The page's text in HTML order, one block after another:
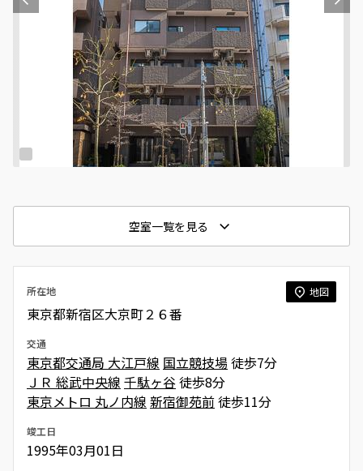
空室一覧を見る
所在地 地図
東京都新宿区大京町２６番
交通
東京都交通局 大江戸線 国立競技場 徒歩7分
ＪＲ 総武中央線 千駄ヶ谷徒歩8分
東京メトロ 丸ノ内線 新宿御苑前徒歩11分
竣工日
1995年03月01日